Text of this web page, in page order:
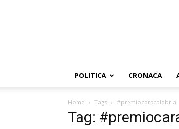
POLITICA CRONACA
Home Tags #premiocaracalabria
Tag: